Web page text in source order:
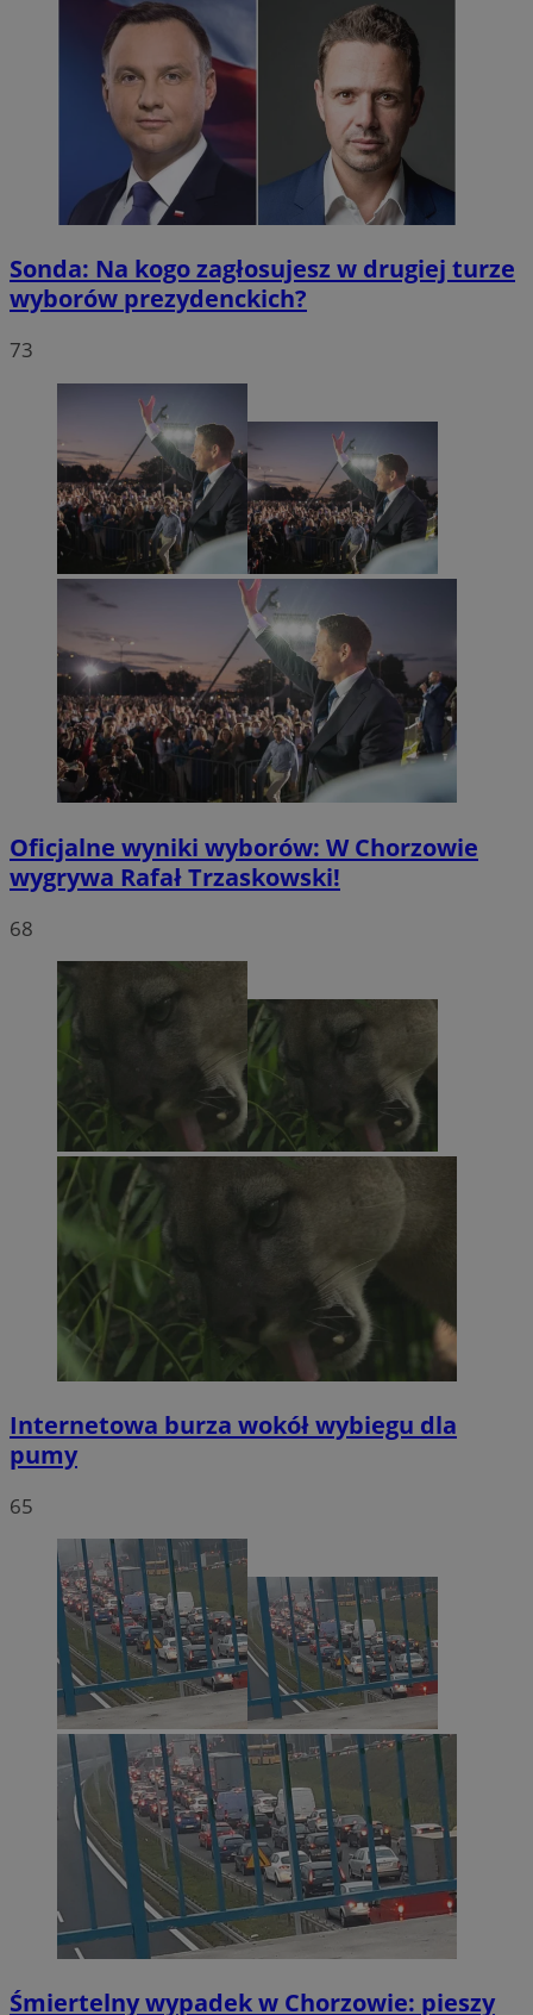
Sonda: Na kogo zagłosujesz w drugiej turze
wyborów prezydenckich?
73
Oficjalne wyniki wyborów: W Chorzowie
wygrywa Rafał Trzaskowski!
68
Internetowa burza wokół wybiegu dla
pumy
65
Śmiertelny wypadek w Chorzowie: pieszy